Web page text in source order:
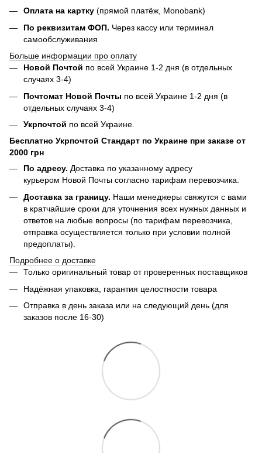
Оплата на картку (прямой платёж, Monobank)
По реквизитам ФОП. Через кассу или терминал
самообслуживания
Больше информации про оплату
Новой Почтой по всей Украине 1-2 дня (в отдельных
случаях 3-4)
Почтомат Новой Почты по всей Украине 1-2 дня (в
отдельных случаях 3-4)
Укрпочтой по всей Украине.
Бесплатно Укрпочтой Стандарт по Украине при заказе от
2000 грн
По адресу. Доставка по указанному адресу
курьером Новой Почты согласно тарифам перевозчика.
Доставка за границу. Наши менеджеры свяжутся с вами
в кратчайшие сроки для уточнения всех нужных данных и
ответов на любые вопросы (по тарифам перевозчика,
отправка осуществляется только при условии полной
предоплаты).
Подробнее о доставке
Только оригинальный товар от проверенных поставщиков
Надёжная упаковка, гарантия целостности товара
Отправка в день заказа или на следующий день (для
заказов после 16-30)